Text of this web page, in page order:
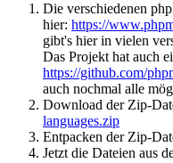
Die verschiedenen
hier: https://
gibt's hier in vielen
Das Projekt hat auch
https://github.com/
auch nochmal alle
Download der Zip-
languages.zip
Entpacken der Zip-
Jetzt die Dateien aus